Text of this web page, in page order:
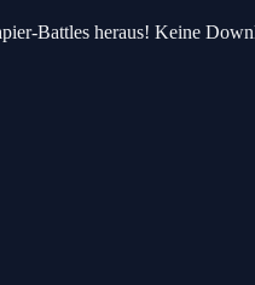
Battles heraus! Keine